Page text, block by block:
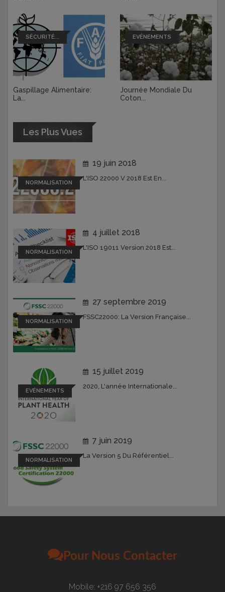
SÉCURITÉ...
Gaspillage Alimentaire:
La...
EVÉNEMENTS
Journée Mondiale Du
Coton...
Les Plus Vues
NORMALISATION
19 juin 2018
L'ISO 22000 V 2018 Est En...
NORMALISATION
4 juillet 2018
L'ISO 19011 Version 2018 Est...
NORMALISATION
27 septembre 2019
FSSC22000: La Version Française...
EVÉNEMENTS
15 juillet 2019
2020, L'année Internationale...
NORMALISATION
7 juin 2019
La Version 5 Du Référentiel...
Pour Nous Contacter
Mobile: +216 97 656 356